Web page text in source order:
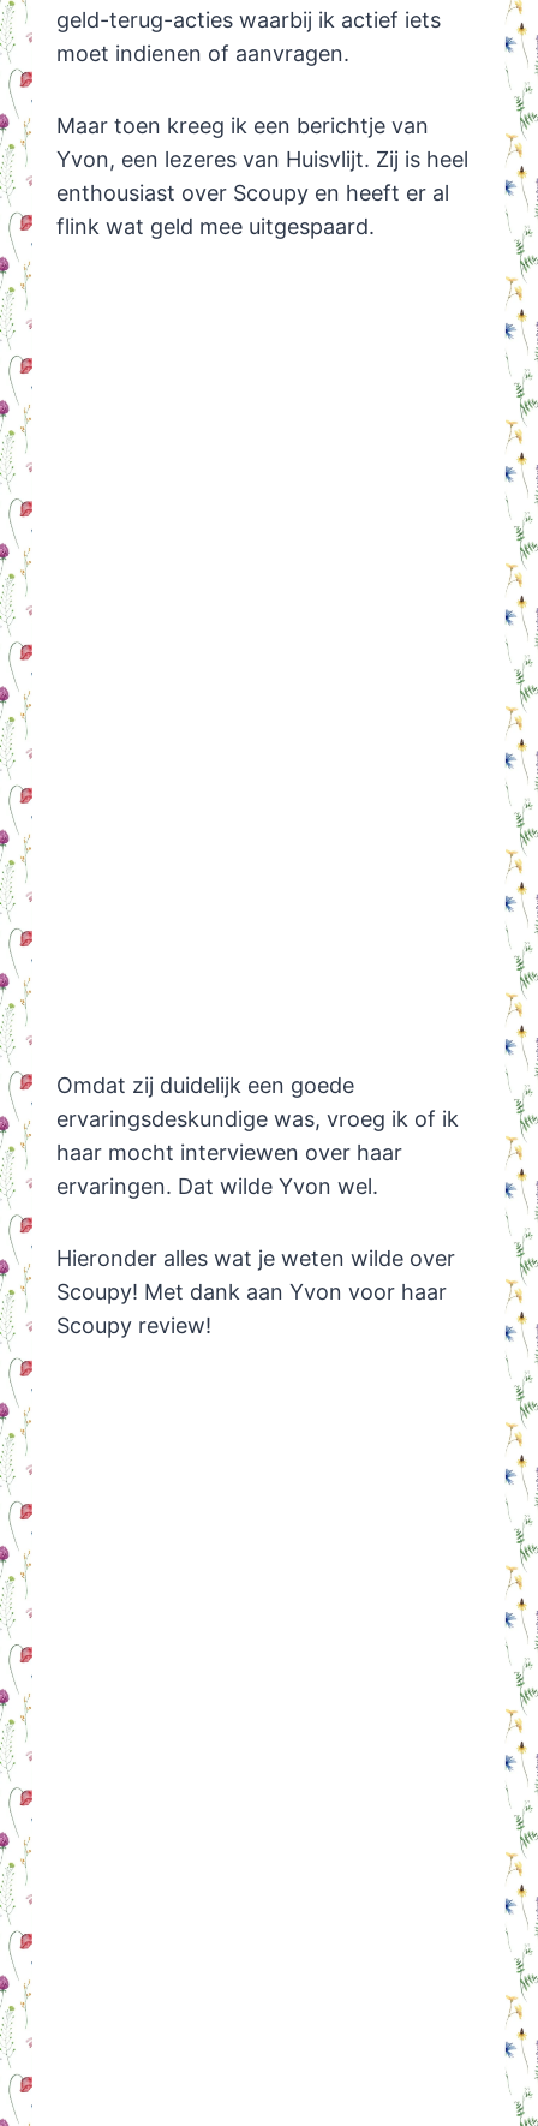
geld-terug-acties waarbij ik actief iets
moet indienen of aanvragen.
Maar toen kreeg ik een berichtje van
Yvon, een lezeres van Huisvlijt. Zij is heel
enthousiast over Scoupy en heeft er al
flink wat geld mee uitgespaard.
Omdat zij duidelijk een goede
ervaringsdeskundige was, vroeg ik of ik
haar mocht interviewen over haar
ervaringen. Dat wilde Yvon wel.
Hieronder alles wat je weten wilde over
Scoupy! Met dank aan Yvon voor haar
Scoupy review!